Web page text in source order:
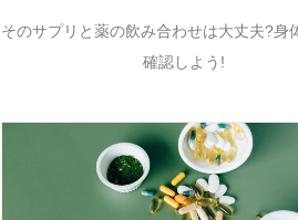
そのサプリと薬の飲み合わせは大丈夫?身
確認しよう!